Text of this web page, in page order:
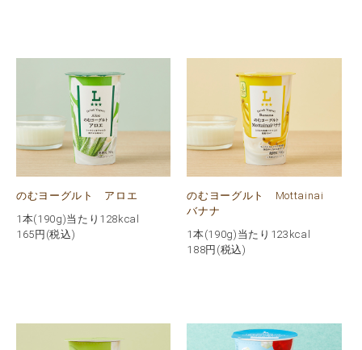
のむヨーグルト アロエ
1本(190g)当たり128kcal
165 円(税込)
のむヨーグルト Mottainai
バナナ
1本(190g)当たり123kcal
188円(税込)